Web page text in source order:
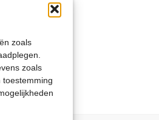
zoals
zoals
toestemming